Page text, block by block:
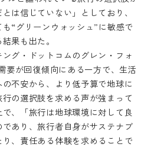
は信じていない」としており、
“グリーンウォッシュ”に敏感で
果も出た。
グ・ドットコムのグレン・フォ
要が回復傾向にある一方で、生活
不安から、より低予算で地球に
の選択肢を求める声が強まって
、「旅行は地球環境に対して良
あり、旅行者自身がサステナブ
、責任ある体験を求めることで